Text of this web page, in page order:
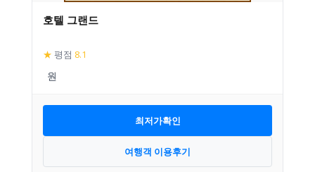
호텔 그랜드
★ 평점 8.1
최저가확인
여행객 이용후기